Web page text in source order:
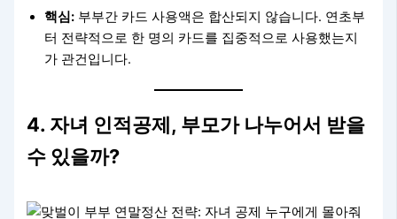
핵심: 부부간 카드 사용액은 합산되지 않습니다. 연초부
터 전략적으로 한 명의 카드를 집중적으로 사용했는지
가 관건입니다.
4. 자녀 인적공제, 부모가 나누어서 받을
수 있을까?